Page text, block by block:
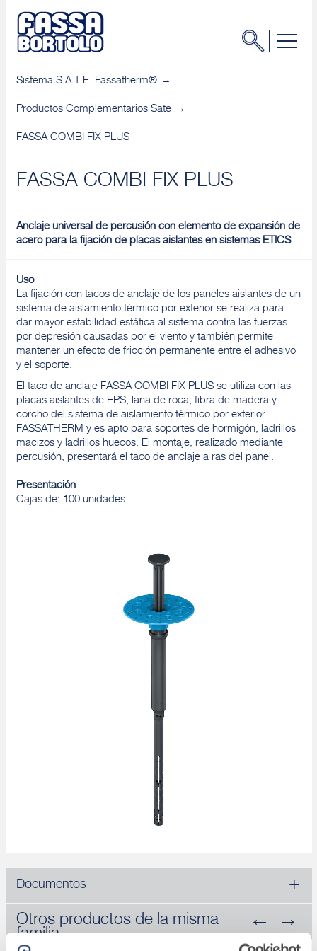
Sistema S.A.T.E. Fassatherm®
Productos Complementarios Sate
FASSA COMBI FIX PLUS
FASSA COMBI FIX PLUS
Anclaje universal de percusión con elemento de expansión de
acero para la fijación de placas aislantes en sistemas ETICS
Uso
La fijación con tacos de anclaje de los paneles aislantes de un
sistema de aislamiento térmico por exterior se realiza para
dar mayor estabilidad estática al sistema contra las fuerzas
por depresión causadas por el viento y también permite
mantener un efecto de fricción permanente entre el adhesivo
y el soporte.
El taco de anclaje FASSA COMBI FIX PLUS se utiliza con las
placas aislantes de EPS, lana de roca, fibra de madera y
corcho del sistema de aislamiento térmico por exterior
FASSATHERM y es apto para soportes de hormigón, ladrillos
macizos y ladrillos huecos. El montaje, realizado mediante
percusión, presentará el taco de anclaje a ras del panel.
Presentación
Cajas de: 100 unidades
Documentos
Otros productos de la misma
familia